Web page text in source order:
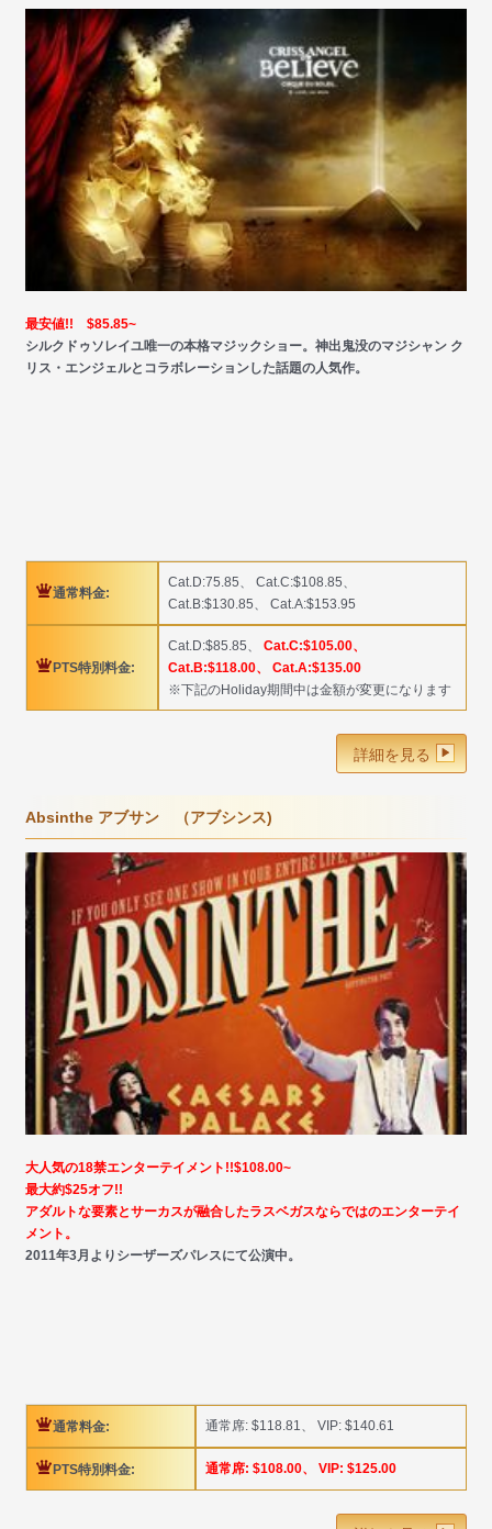
最安値!! $85.85~
シルクドゥソレイユ唯一の本格マジックショー。神出鬼没のマジシャン ク
リス・エンジェルとコラボレーションした話題の人気作。
通常料金:
Cat.D:75.85、 Cat.C:$108.85、
Cat.B:$130.85、 Cat.A:$153.95
PTS特別料金:
Cat.D:$85.85、 Cat.C:$105.00、
Cat.B:$118.00、 Cat.A:$135.00
※下記のHoliday期間中は金額が変更になります
詳細を見る
Absinthe アブサン （アブシンス)
大人気の18禁エンターテイメント!!$108.00~
最大約$25オフ!!
アダルトな要素とサーカスが融合したラスベガスならではのエンターテイ
メント。
2011年3月よりシーザーズパレスにて公演中。
通常料金: 通常席: $118.81、 VIP: $140.61
PTS特別料金: 通常席: $108.00、 VIP: $125.00